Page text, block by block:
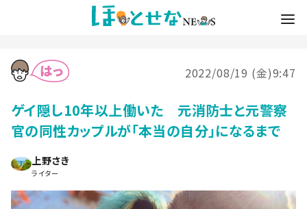
2022/08/19 (金)9:47
ゲイ隠し10年以上働いた 元消防士と元警察
官の同性カップルが「本当の自分」になるまで
上野さき
ライター